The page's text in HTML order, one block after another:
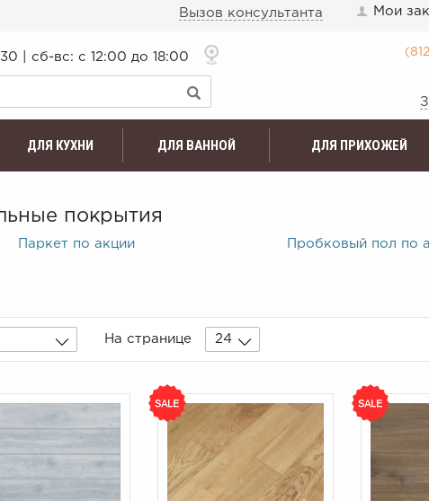
Вызов консультанта Мои
| сб-вс: с 12:00 до 18:00
ДЛЯ КУХНИ ДЛЯ ВАННОЙ ДЛЯ ПРИХОЖЕЙ
покрытия
Паркет по акции Пробковый пол по
На странице 24